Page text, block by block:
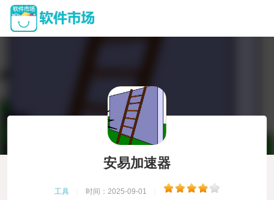
安易加速器
工具 时间：2025-09-01